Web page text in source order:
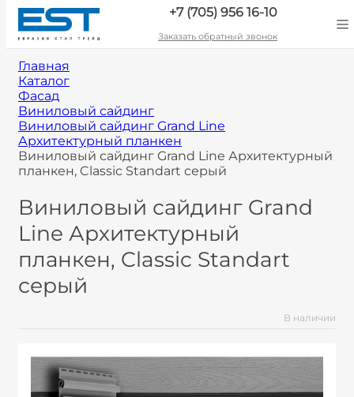
+7 (705) 956 16-10
Заказать обратный звонок
Главная
Каталог
Фасад
Виниловый сайдинг
Виниловый сайдинг Grand Line
Архитектурный планкен
Виниловый сайдинг Grand Line Архитектурный
планкен, Classic Standart серый
Виниловый сайдинг Grand
Line Архитектурный
планкен, Classic Standart
серый
В наличии